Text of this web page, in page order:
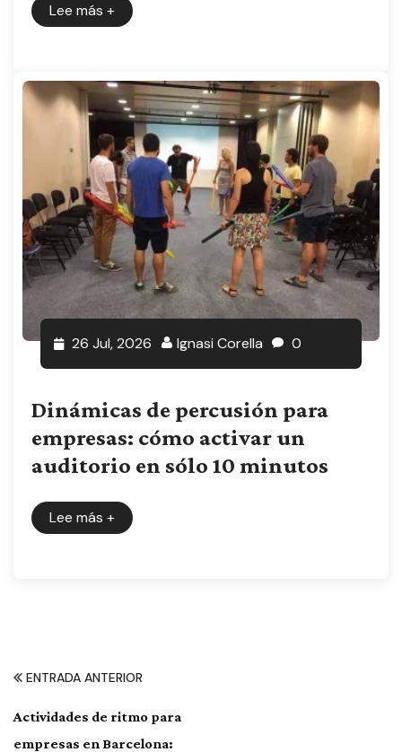
Lee más +
26 Jul, 2026 Ignasi Corella 0
Dinámicas de percusión para
empresas: cómo activar un
auditorio en sólo 10 minutos
Lee más +
ENTRADA ANTERIOR
Actividades de ritmo para
empresas en Barcelona: